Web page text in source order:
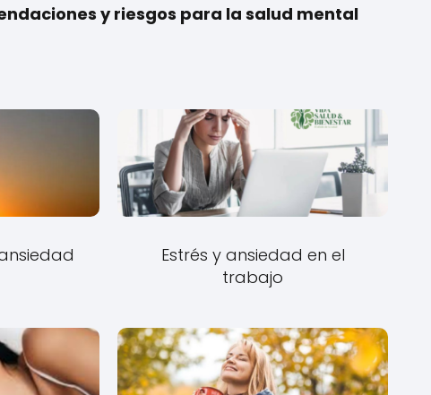
y riesgos para la salud mental
Estrés y ansiedad en el
trabajo